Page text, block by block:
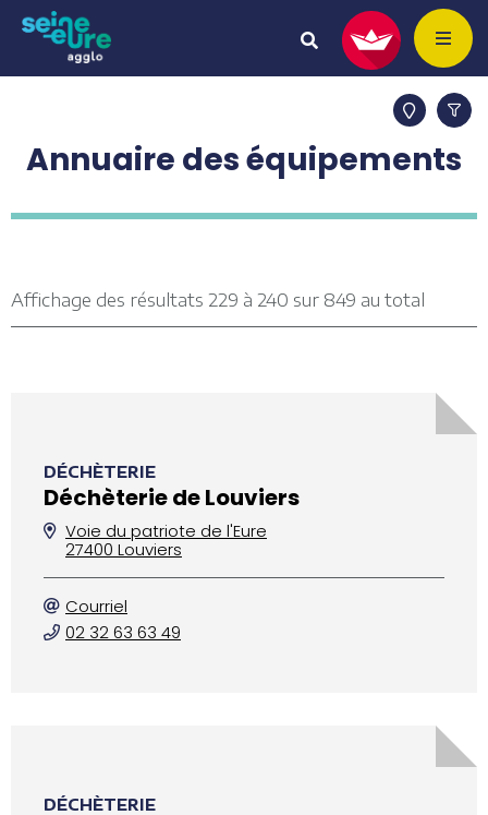
Annuaire des équipements
Affichage des résultats 229 à 240 sur 849 au total
DÉCHÈTERIE
Déchèterie de Louviers
Voie du patriote de l'Eure
27400 Louviers
Courriel
02 32 63 63 49
DÉCHÈTERIE